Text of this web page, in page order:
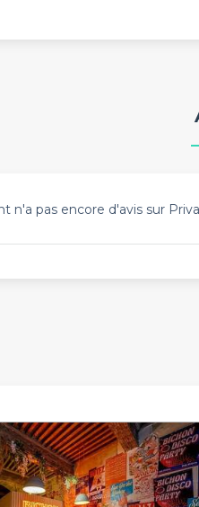
n'a pas encore d'avis sur